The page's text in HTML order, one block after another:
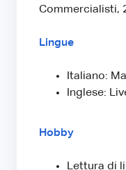
Commercialisti,
Lingue
Italiano:
Inglese:
Hobby
Lettura di